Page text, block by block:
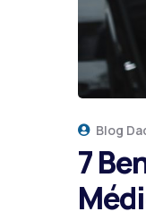
Blog
7